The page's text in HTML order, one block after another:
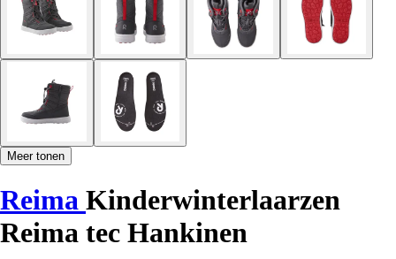
Meer tonen
Reima Kinderwinterlaarzen
Reima tec Hankinen